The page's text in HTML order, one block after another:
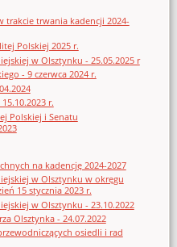
trakcie trwania kadencji 2024-
Polskiej 2025 r.
w Olsztynku - 25.05.2025 r
- 9 czerwca 2024 r.
r.
Polskiej i Senatu
na kadencję 2024-2027
w Olsztynku w okręgu
15 stycznia 2023 r.
w Olsztynku - 23.10.2022
Olsztynka - 24.07.2022
osiedli i rad